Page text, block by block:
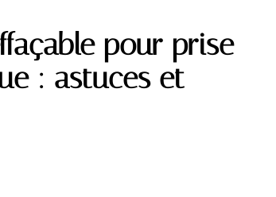
pour prise
: astuces et